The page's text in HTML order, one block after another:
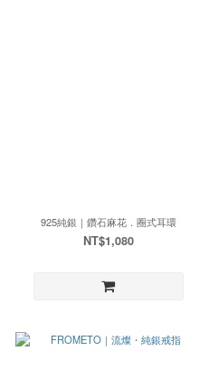
925純銀｜鑽石麻花．圈式耳環
NT$1,080